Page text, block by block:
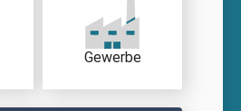
Gewerbe